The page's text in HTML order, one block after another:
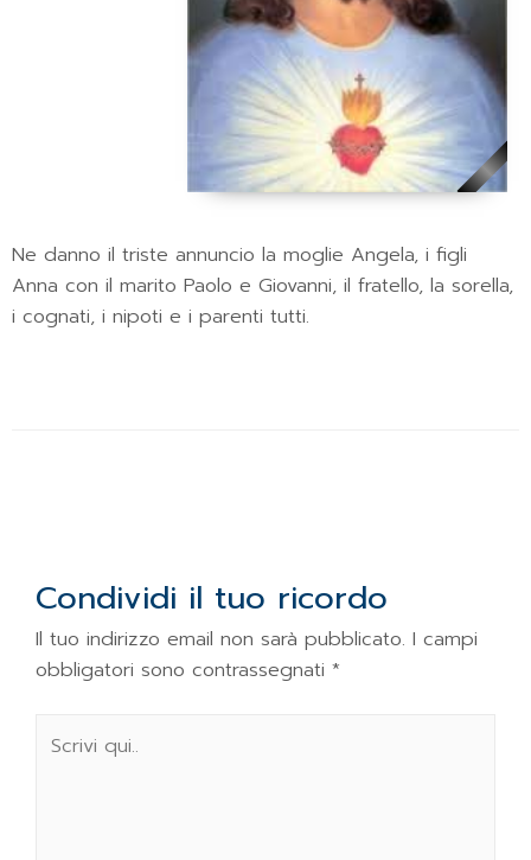
Ne danno il triste annuncio la moglie Angela, i figli
Anna con il marito Paolo e Giovanni, il fratello, la sorella,
i cognati, i nipoti e i parenti tutti.
Condividi il tuo ricordo
Il tuo indirizzo email non sarà pubblicato. I campi
obbligatori sono contrassegnati *